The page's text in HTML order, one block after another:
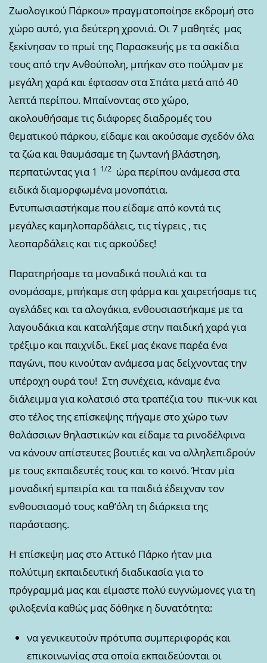
Ζωολογικού Πάρκου» πραγματοποίησε εκδρομή στο
χώρο αυτό, για δεύτερη χρονιά. Οι 7 μαθητές μας
ξεκίνησαν το πρωί της Παρασκευής με τα σακίδια
τους από την Ανθούπολη, μπήκαν στο πούλμαν με
μεγάλη χαρά και έφτασαν στα Σπάτα μετά από 40
λεπτά περίπου. Μπαίνοντας στο χώρο,
ακολουθήσαμε τις διάφορες διαδρομές του
θεματικού πάρκου, είδαμε και ακούσαμε σχεδόν όλα
τα ζώα και θαυμάσαμε τη ζωντανή βλάστηση,
περπατώντας για 1 1/2 ώρα περίπου ανάμεσα στα
ειδικά διαμορφωμένα μονοπάτια.
Εντυπωσιαστήκαμε που είδαμε από κοντά τις
μεγάλες καμηλοπαρδάλεις, τις τίγρεις , τις
λεοπαρδάλεις και τις αρκούδες!
Παρατηρήσαμε τα μοναδικά πουλιά και τα
ονομάσαμε, μπήκαμε στη φάρμα και χαιρετήσαμε τις
αγελάδες και τα αλογάκια, ενθουσιαστήκαμε με τα
λαγουδάκια και καταλήξαμε στην παιδική χαρά για
τρέξιμο και παιχνίδι. Εκεί μας έκανε παρέα ένα
παγώνι, που κινούταν ανάμεσα μας δείχνοντας την
υπέροχη ουρά του! Στη συνέχεια, κάναμε ένα
διάλειμμα για κολατσιό στα τραπέζια του πικ-νικ και
στο τέλος της επίσκεψης πήγαμε στο χώρο των
θαλάσσιων θηλαστικών και είδαμε τα ρινοδέλφινα
να κάνουν απίστευτες βουτιές και να αλληλεπιδρούν
με τους εκπαιδευτές τους και το κοινό. Ήταν μία
μοναδική εμπειρία και τα παιδιά έδειχναν τον
ενθουσιασμό τους καθ’όλη τη διάρκεια της
παράστασης.
Η επίσκεψη μας στο Αττικό Πάρκο ήταν μια
πολύτιμη εκπαιδευτική διαδικασία για το
πρόγραμμά μας και είμαστε πολύ ευγνώμονες για τη
φιλοξενία καθώς μας δόθηκε η δυνατότητα:
να γενικευτούν πρότυπα συμπεριφοράς και
επικοινωνίας στα οποία εκπαιδεύονται οι